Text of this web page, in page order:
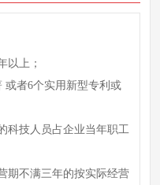
以上；
或者6个实用新型专利或
科技人员占企业当年职工
期不满三年的按实际经营